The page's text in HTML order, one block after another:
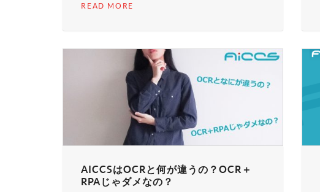
READ MORE
AICCSはOCRと何が違うの？OCR＋
RPAじゃダメなの？